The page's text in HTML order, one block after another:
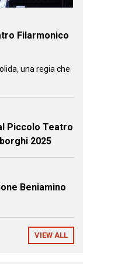
Filarmonico
una regia che
Piccolo Teatro
2025
Beniamino
VIEW ALL